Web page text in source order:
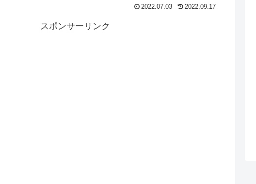
2022.07.03 2022.09.17
スポンサーリンク